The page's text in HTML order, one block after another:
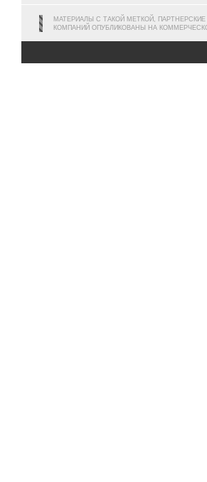
МАТЕРИАЛЫ С ТАКОЙ МЕТКОЙ,
КОМПАНИЙ ОПУБЛИКОВАНЫ НА